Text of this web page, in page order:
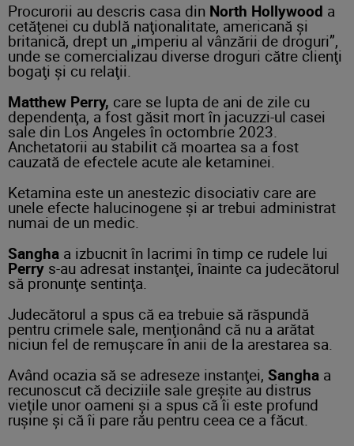
Procurorii au descris casa din North Hollywood a
cetăţenei cu dublă naţionalitate, americană şi
britanică, drept un „imperiu al vânzării de droguri”,
unde se comercializau diverse droguri către clienţi
bogaţi şi cu relaţii.
Matthew Perry, care se lupta de ani de zile cu
dependenţa, a fost găsit mort în jacuzzi-ul casei
sale din Los Angeles în octombrie 2023.
Anchetatorii au stabilit că moartea sa a fost
cauzată de efectele acute ale ketaminei.
Ketamina este un anestezic disociativ care are
unele efecte halucinogene şi ar trebui administrat
numai de un medic.
Sangha a izbucnit în lacrimi în timp ce rudele lui
Perry s-au adresat instanţei, înainte ca judecătorul
să pronunţe sentinţa.
Judecătorul a spus că ea trebuie să răspundă
pentru crimele sale, menţionând că nu a arătat
niciun fel de remuşcare în anii de la arestarea sa.
Având ocazia să se adreseze instanţei, Sangha a
recunoscut că deciziile sale greşite au distrus
vieţile unor oameni şi a spus că îi este profund
ruşine şi că îi pare rău pentru ceea ce a făcut.